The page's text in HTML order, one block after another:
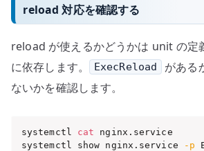
reload 対応を確認する
reload が使えるかどうかは unit の定
に依存します。
ExecReload
がある
ないかを確認します。
systemctl cat nginx.service
systemctl show nginx.service
-p